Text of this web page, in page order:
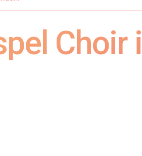
Choir